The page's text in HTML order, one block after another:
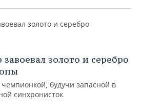
золото и серебро
чемпионкой, будучи запасной в
синхронисток